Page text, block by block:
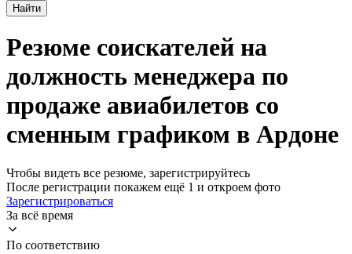
Найти
Резюме соискателей на
должность менеджера по
продаже авиабилетов со
сменным графиком в Ардоне
Чтобы видеть все резюме, зарегистрируйтесь
После регистрации покажем ещё 1 и откроем фото
Зарегистрироваться
За всё время
По соответствию